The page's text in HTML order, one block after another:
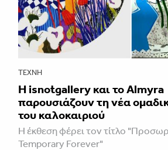
ΤΈΧΝΗ
Η isnotgallery και το Almyra
παρουσιάζουν τη νέα
του καλοκαιριού
Η έκθεση φέρει τον τίτλο
Temporary Forever"